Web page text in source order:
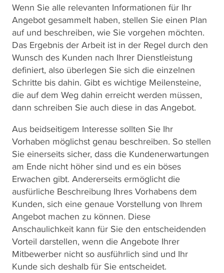
Wenn Sie alle relevanten Informationen für Ihr
Angebot gesammelt haben, stellen Sie einen Plan
auf und beschreiben, wie Sie vorgehen möchten.
Das Ergebnis der Arbeit ist in der Regel durch den
Wunsch des Kunden nach Ihrer Dienstleistung
definiert, also überlegen Sie sich die einzelnen
Schritte bis dahin. Gibt es wichtige Meilensteine,
die auf dem Weg dahin erreicht werden müssen,
dann schreiben Sie auch diese in das Angebot.
Aus beidseitigem Interesse sollten Sie Ihr
Vorhaben möglichst genau beschreiben. So stellen
Sie einerseits sicher, dass die Kundenerwartungen
am Ende nicht höher sind und es ein böses
Erwachen gibt. Andererseits ermöglicht die
ausfürliche Beschreibung Ihres Vorhabens dem
Kunden, sich eine genaue Vorstellung von Ihrem
Angebot machen zu können. Diese
Anschaulichkeit kann für Sie den entscheidenden
Vorteil darstellen, wenn die Angebote Ihrer
Mitbewerber nicht so ausführlich sind und Ihr
Kunde sich deshalb für Sie entscheidet.